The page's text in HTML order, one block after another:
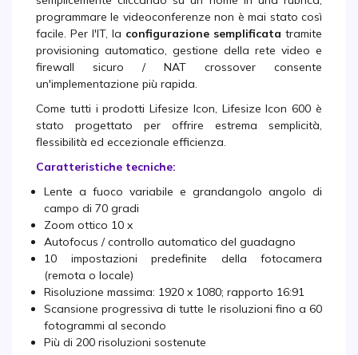
programmare le videoconferenze non è mai stato così
facile. Per l'IT, la configurazione semplificata tramite
provisioning automatico, gestione della rete video e
firewall sicuro / NAT crossover consente
un'implementazione più rapida.
Come tutti i prodotti Lifesize Icon, Lifesize Icon 600 è
stato progettato per offrire estrema semplicità,
flessibilità ed eccezionale efficienza.
Caratteristiche tecniche:
Lente a fuoco variabile e grandangolo angolo di
campo di 70 gradi
Zoom ottico 10 x
Autofocus / controllo automatico del guadagno
10 impostazioni predefinite della fotocamera
(remota o locale)
Risoluzione massima: 1920 x 1080; rapporto 16:91
Scansione progressiva di tutte le risoluzioni fino a 60
fotogrammi al secondo
Più di 200 risoluzioni sostenute